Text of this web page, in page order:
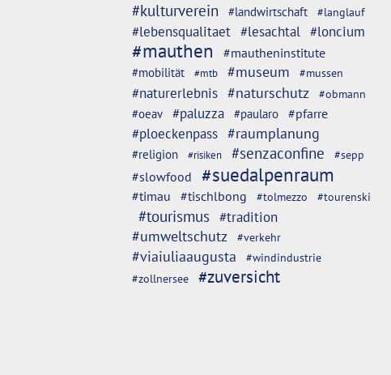
#kulturverein #landwirtschaft #langlauf
#lebensqualitaet #lesachtal #loncium
#mauthen #mautheninstitute
#mobilität #mtb #museum #mussen
#naturerlebnis #naturschutz #obmann
#oeav #paluzza #paularo #pfarre
#ploeckenpass #raumplanung
#religion #risiken #senzaconfine #sepp
#slowfood #suedalpenraum
#timau #tischlbong #tolmezzo #tourenski
#tourismus #tradition
#umweltschutz
#verkehr
#viaiuliaaugusta #windindustrie
#zollnersee #zuversicht